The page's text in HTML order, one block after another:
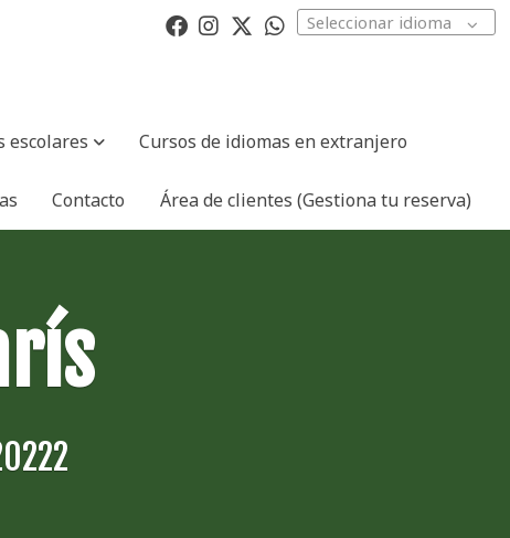
Seleccionar idioma
escolares Cursos de idiomas en extranjero
Contacto Área de clientes (Gestiona tu reserva)